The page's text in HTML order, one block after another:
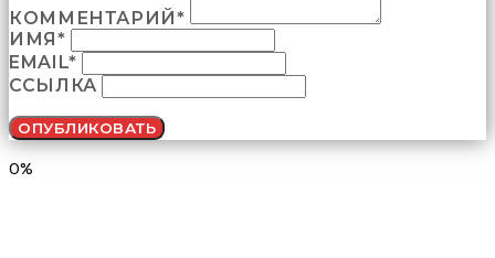
olduğu
için
koca
sikimi
meydana
çıkardım
ve
ağzına
dayayıp
КОММЕНТАРИЙ*
ИМЯ*
EMAIL*
ССЫЛКА
0%